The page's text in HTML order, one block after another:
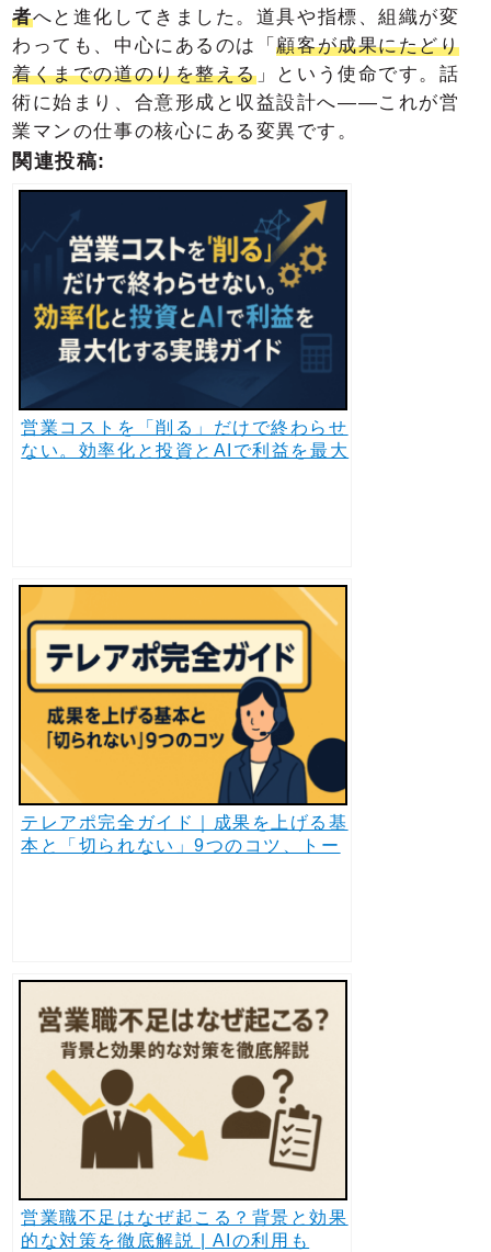
者へと進化してきました。道具や指標、組織が変
わっても、中心にあるのは「顧客が成果にたどり
着くまでの道のりを整える」という使命です。話
術に始まり、合意形成と収益設計へ――これが営
業マンの仕事の核心にある変異です。
関連投稿:
営業コストを「削る」だけで終わらせ
ない。効率化と投資とAIで利益を最大
テレアポ完全ガイド｜成果を上げる基
本と「切られない」9つのコツ、トー
営業職不足はなぜ起こる？背景と効果
的な対策を徹底解説 | AIの利用も